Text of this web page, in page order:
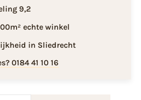
9,2
echte winkel
in Sliedrecht
0184 41 10 16